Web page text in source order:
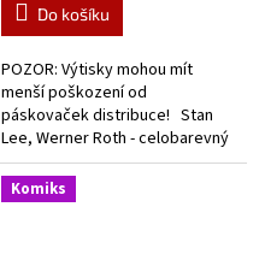
Do košíku
POZOR: Výtisky mohou mít
menší poškození od
páskovaček distribuce! Stan
Lee, Werner Roth - celobarevný
dobový komiks o začátcích X-
Menů.
Komiks